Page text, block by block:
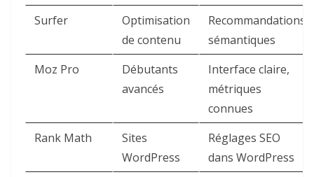
Surfer
Optimisation
de contenu
Recommandations
sémantiques
Moz Pro
Débutants
avancés
Interface claire,
métriques
connues
Rank Math
Sites
WordPress
Réglages SEO
dans WordPress